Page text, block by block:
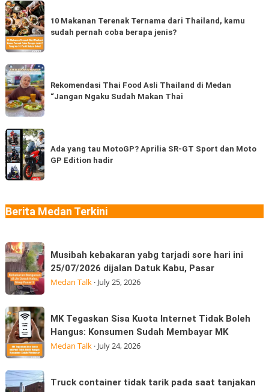
10
Makanan
Terenak
Ternama
dari
Thailand,
kamu
sudah
coba
berapa
jenis?
10 Makanan Terenak Ternama dari Thailand, kamu
sudah pernah coba berapa jenis?
Rekomendasi
Thai
Food
Asli
Thailand
di
Medan
“Jangan
Sudah
Makan
Rekomendasi Thai Food Asli Thailand di Medan
“Jangan Ngaku Sudah Makan Thai
Ada
yang
tau
MotoGP?
SR-
GT
dan
Moto
GP
Edition
hadir
Ada yang tau MotoGP? Aprilia SR-GT Sport dan Moto
GP Edition hadir
Berita Medan Terkini
Musibah
kebakaran
yabg
tarjadi
sore
hari
ini
25/07/2026
Datuk
Musibah kebakaran yabg tarjadi sore hari ini
25/07/2026 dijalan Datuk Kabu, Pasar
Medan Talk· July 25, 2026
MK
Tegaskan
Sisa
Kuota
Internet
Tidak
MK Tegaskan Sisa Kuota Internet Tidak Boleh
Hangus: Konsumen Sudah Membayar MK
Medan Talk· July 24, 2026
Truck
Truck container tidak tarik pada saat tanjakan